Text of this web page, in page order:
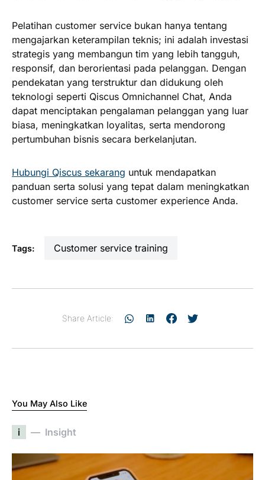
Pelatihan customer service bukan hanya tentang
mengajarkan keterampilan teknis; ini adalah investasi
strategis yang membangun tim yang lebih tangguh,
responsif, dan berorientasi pada pelanggan. Dengan
pendekatan yang terstruktur dan didukung oleh
teknologi seperti Qiscus Omnichannel Chat, Anda
dapat menciptakan pengalaman pelanggan yang luar
biasa, meningkatkan loyalitas, serta mendorong
pertumbuhan bisnis secara berkelanjutan.
Hubungi Qiscus sekarang untuk mendapatkan
panduan serta solusi yang tepat dalam meningkatkan
customer service serta customer experience Anda.
Tags: customer service training
Share Article:
You May Also Like
i Insight